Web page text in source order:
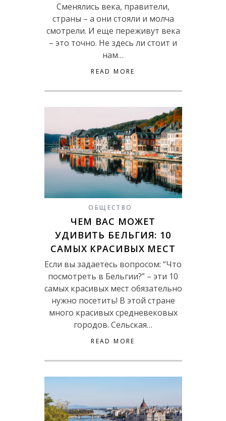
Сменялись века, правители,
страны – а они стояли и молча
смотрели. И еще переживут века
– это точно. Не здесь ли стоит и
нам…
READ MORE
ОБЩЕСТВО
ЧЕМ ВАС МОЖЕТ
УДИВИТЬ БЕЛЬГИЯ: 10
САМЫХ КРАСИВЫХ МЕСТ
Если вы задаетесь вопросом: “Что
посмотреть в Бельгии?” – эти 10
самых красивых мест обязательно
нужно посетить! В этой стране
много красивых средневековых
городов. Сельская…
READ MORE